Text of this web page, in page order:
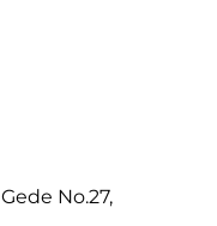
No.27,